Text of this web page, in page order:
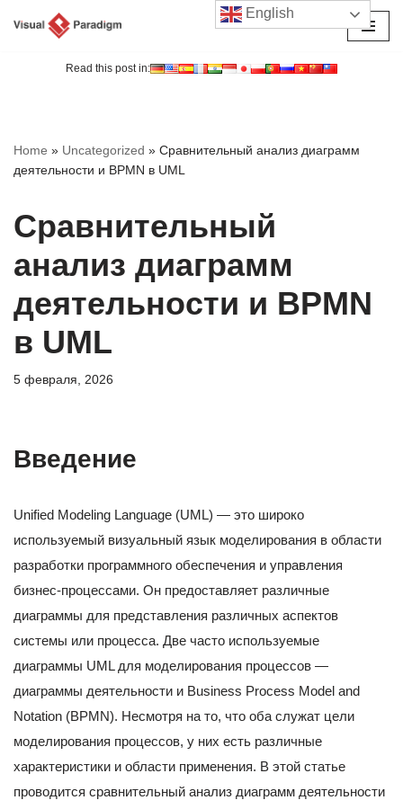
Read this post in:
Home » Uncategorized » Сравнительный анализ диаграмм
деятельности и BPMN в UML
Сравнительный
анализ диаграмм
деятельности и BPMN
в UML
5 февраля, 2026
Введение
Unified Modeling Language (UML) — это широко
используемый визуальный язык моделирования в области
разработки программного обеспечения и управления
бизнес-процессами. Он предоставляет различные
диаграммы для представления различных аспектов
системы или процесса. Две часто используемые
диаграммы UML для моделирования процессов —
диаграммы деятельности и Business Process Model and
Notation (BPMN). Несмотря на то, что оба служат цели
моделирования процессов, у них есть различные
характеристики и области применения. В этой статье
проводится сравнительный анализ диаграмм деятельности
English